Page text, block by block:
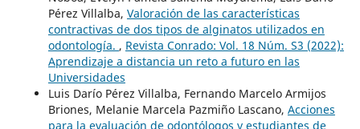
Pérez Villalba, Valoración de las características
contractivas de dos tipos de alginatos utilizados en
odontología. , Revista Conrado: Vol. 18 Núm. S3 (2022):
Aprendizaje a distancia un reto a futuro en las
Universidades
Luis Darío Pérez Villalba, Fernando Marcelo Armijos
Briones, Melanie Marcela Pazmiño Lascano, Acciones
para la evaluación de odontólogos y estudiantes de